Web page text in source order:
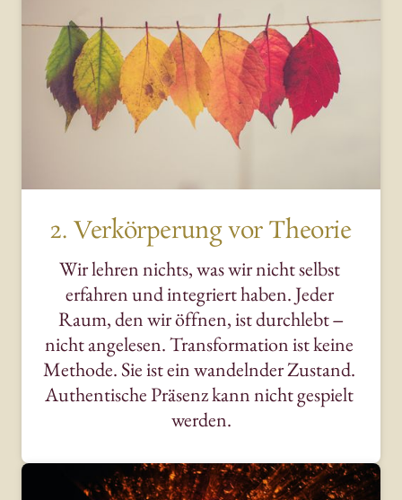
2. Verkörperung vor Theorie
Wir lehren nichts, was wir nicht
selbst
erfahren und integriert haben.
Jeder
Raum, den wir öffnen, ist durchlebt ‒
nicht angelesen. Transformation ist
Methode. Sie ist ein wandelnder
Authentische Präsenz kann nicht
werden.